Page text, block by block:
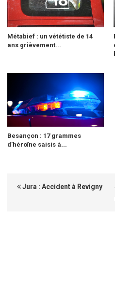
Métabief : un vététiste de 14
ans grièvement...
Besançon : 17 grammes
d’héroïne saisis à...
Jura : Accident à Revigny